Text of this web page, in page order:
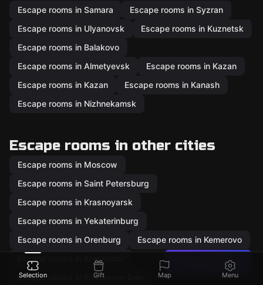
Escape rooms in Samara
Escape rooms in Syzran
Escape rooms in Ulyanovsk
Escape rooms in Kuznetsk
Escape rooms in Balakovo
Escape rooms in Almetyevsk
Escape rooms in Kazan
Escape rooms in Kazan
Escape rooms in Kanash
Escape rooms in Nizhnekamsk
Escape rooms in other cities
Escape rooms in Moscow
Escape rooms in Saint Petersburg
Escape rooms in Krasnoyarsk
Escape rooms in Yekaterinburg
Escape rooms in Orenburg
Escape rooms in Kemerovo
Escape rooms in Krasnodar
Escape rooms in Rostov-on-Don
Found a mistake?
Selection Gift Map Menu